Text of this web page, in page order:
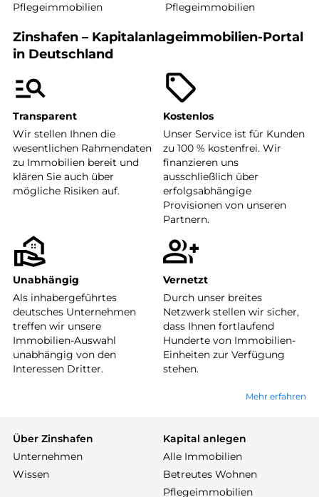
Pflegeimmobilien
Pflegeimmobilien
Zinshafen – Kapitalanlageimmobilien-Portal
in Deutschland
Transparent
Wir stellen Ihnen die
wesentlichen Rahmendaten
zu Immobilien bereit und
klären Sie auch über
mögliche Risiken auf.
Kostenlos
Unser Service ist für Kunden
zu 100 % kostenfrei. Wir
finanzieren uns
ausschließlich über
erfolgsabhängige
Provisionen von unseren
Partnern.
Unabhängig
Als inhabergeführtes
deutsches Unternehmen
treffen wir unsere
Immobilien-Auswahl
unabhängig von den
Interessen Dritter.
Vernetzt
Durch unser breites
Netzwerk stellen wir sicher,
dass Ihnen fortlaufend
Hunderte von Immobilien-
Einheiten zur Verfügung
stehen.
Mehr erfahren
Über Zinshafen
Unternehmen
Wissen
Kapital anlegen
Alle Immobilien
Betreutes Wohnen
Pflegeimmobilien